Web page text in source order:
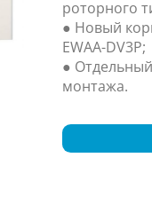
роторного
● Новый
EWAA-DV3P;
●
монтажа.